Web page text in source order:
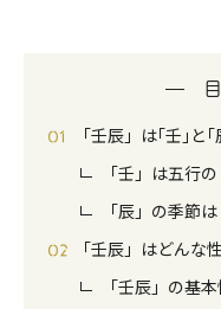
「壬辰」は｢壬｣と
「壬」は五行
「辰」の季節
「壬辰」はどんな
「壬辰」の基